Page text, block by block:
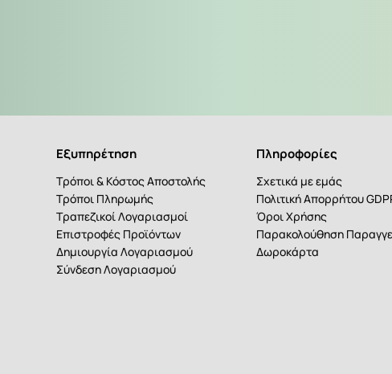
Εξυπηρέτηση
Τρόποι & Κόστος Αποστολής
Τρόποι Πληρωμής
Τραπεζικοί Λογαριασμοί
Επιστροφές Προϊόντων
Δημιουργία Λογαριασμού
Σύνδεση Λογαριασμού
Πληροφορίες
Σχετικά με εμάς
Πολιτική Απορρήτου
Όροι Χρήσης
Παρακολούθηση
Δωροκάρτα